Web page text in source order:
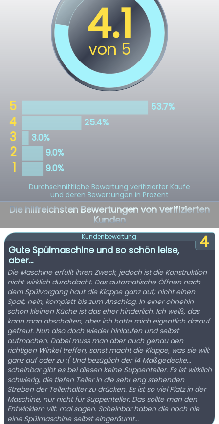
Durchschnittliche Bewertung verifizierter Käufe
und deren Bewertungen in Prozent
Die hilfreichsten Bewertungen von verifizierten
Kunden
4
Kundenbewertung:
Gute Spülmaschine und so schön leise,
aber...
Die Maschine erfüllt ihren Zweck, jedoch ist die Konstruktion
nicht wirklich durchdacht. Das automatische Öffnen nach
dem Spülvorgang haut die Klappe ganz auf; nicht einen
Spalt, nein, komplett bis zum Anschlag. In einer ohnehin
schon kleinen Küche ist das eher hinderlich. Ich weiß, das
kann man abschalten, aber ich hatte mich eigentlich darauf
gefreut. Nun also doch wieder hinlaufen und selbst
aufmachen. Dabei muss man aber auch genau den
richtigen Winkel treffen, sonst macht die Klappe, was sie will;
ganz auf oder zu :( Und bezüglich der 14 Maßgedecke...
scheinbar gibt es bei diesen keine Suppenteller. Es ist wirklich
schwierig, die tiefen Teller in die sehr eng stehenden
Streben der Tellerhalter zu drücken. Es ist so viel Platz in der
Maschine, nur nicht für Suppenteller. Das sollte man den
Entwicklern vllt. mal sagen. Scheinbar haben die noch nie
eine Spülmaschine selbst eingeräumt...